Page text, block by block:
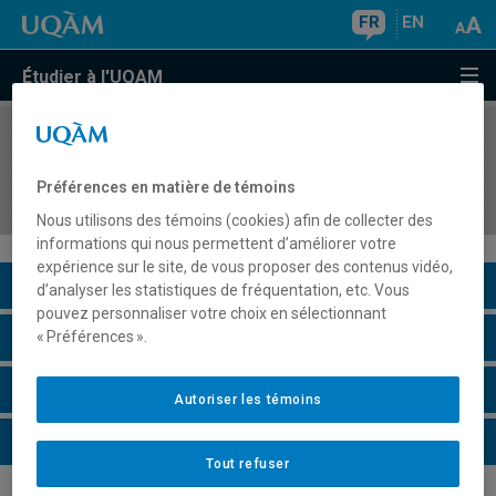
FR EN
Étudier à l'UQAM
COURS//
travail III
Description du cours
Horaire - Été 2026
Horaire - Automne 2026
Horaire - Hiver 2027
Préférences en matière de témoins
Nous utilisons des témoins (cookies) afin de collecter des
informations qui nous permettent d’améliorer votre
expérience sur le site, de vous proposer des contenus vidéo,
d’analyser les statistiques de fréquentation, etc. Vous
pouvez personnaliser votre choix en sélectionnant
« Préférences ».
Tout refuser
Autoriser les témoins